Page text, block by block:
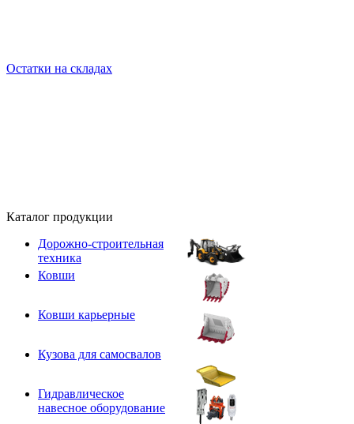
Остатки на складах
Каталог продукции
Дорожно-строительная
техника
Ковши
Ковши карьерные
Кузова для самосвалов
Гидравлическое
навесное оборудование